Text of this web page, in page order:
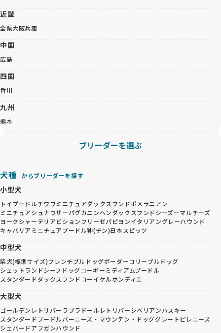
近畿
全県大阪兵庫
中国
広島
四国
香川
九州
熊本
ブリーダーを選ぶ
犬種 からブリーダーを探す
小型犬
トイプードルチワワミニチュアダックスフンドポメラニアン
ミニチュアシュナウザーパグカニンヘンダックスフンドシーズーマルチーズ
ヨークシャーテリアビションフリーゼパピヨンイタリアングレーハウンド
キャバリア ミニチュアプードル狆(チン)日本スピッツ
中型犬
柴犬(標準サイズ)フレンチブルドッグボーダーコリーブルドッグ
シェットランドシープドッグコーギーミディアムプードル
スタンダードダックスフンドコーイケルホンディエ
大型犬
ゴールデンレトリバー ラブラドールレトリバーシベリアンハスキー
スタンダードプードルバーニーズ・マウンテン・ドッググレートピレニーズ
シェパードアフガンハウンド